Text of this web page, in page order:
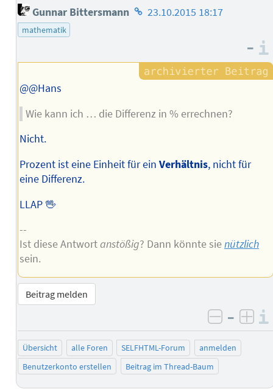
Gunnar Bittersmann Homepage
23.10.2015 18:17
mathematik
–
@@Hans
Wie kann ich … die Differenz in % errechnen?
Nicht.
Prozent ist eine Einheit für ein Verhältnis, nicht für
eine Differenz.
LLAP 🖖
--
Ist diese Antwortanstößig? Dann könnte sienützlich
sein.
Beitrag melden
negativ
–
Übersicht alle Foren SELFHTML-Forum
anmelden
Benutzerkonto erstellen
Beitrag im Thread-Baum